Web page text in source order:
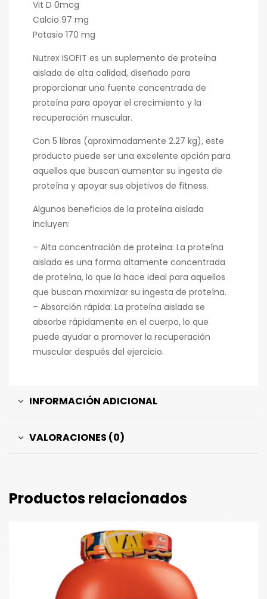
Vit D 0mcg
Calcio 97 mg
Potasio 170 mg
Nutrex ISOFIT es un suplemento de proteína
aislada de alta calidad, diseñado para
proporcionar una fuente concentrada de
proteína para apoyar el crecimiento y la
recuperación muscular.
Con 5 libras (aproximadamente 2.27 kg), este
producto puede ser una excelente opción para
aquellos que buscan aumentar su ingesta de
proteína y apoyar sus objetivos de fitness.
Algunos beneficios de la proteína aislada
incluyen:
– Alta concentración de proteína: La proteína
aislada es una forma altamente concentrada
de proteína, lo que la hace ideal para aquellos
que buscan maximizar su ingesta de proteína.
– Absorción rápida: La proteína aislada se
absorbe rápidamente en el cuerpo, lo que
puede ayudar a promover la recuperación
muscular después del ejercicio.
INFORMACIÓN ADICIONAL
VALORACIONES (0)
Productos relacionados